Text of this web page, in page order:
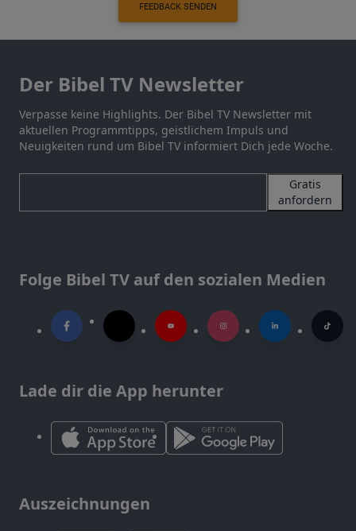
FEEDBACK SENDEN
Der Bibel TV Newsletter
Verpasse keine Highlights. Der Bibel TV Newsletter mit
aktuellen Programmtipps, geistlichem Impuls und
Neuigkeiten rund um Bibel TV informiert Dich jede Woche.
Gratis
anfordern
Folge Bibel TV auf den sozialen Medien
Lade dir die App herunter
Auszeichnungen